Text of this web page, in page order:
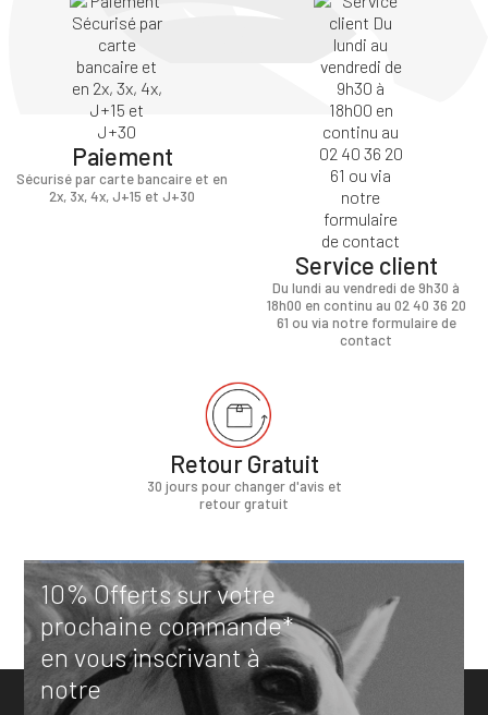
Paiement
Sécurisé par carte bancaire et en
2x, 3x, 4x, J+15 et J+30
Service client
Du lundi au vendredi de 9h30 à
18h00 en continu au 02 40 36 20
61 ou via notre formulaire de
contact
Retour Gratuit
30 jours pour changer d'avis et
retour gratuit
10% Offerts sur votre
prochaine commande*
en vous inscrivant à
notre